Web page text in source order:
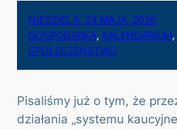
NIEDZIELA, 24 MAJA, 2026
GOSPODARKA, KALENDARIUM,
SPOŁECZEŃSTWO
Pisaliśmy już o tym, że
działania „systemu